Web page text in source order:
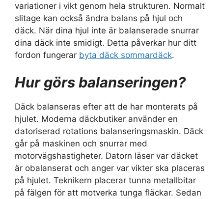
variationer i vikt genom hela strukturen. Normalt
slitage kan också ändra balans på hjul och
däck. När dina hjul inte är balanserade snurrar
dina däck inte smidigt. Detta påverkar hur ditt
fordon fungerar byta däck sommardäck.
Hur görs balanseringen?
Däck balanseras efter att de har monterats på
hjulet. Moderna däckbutiker använder en
datoriserad rotations balanseringsmaskin. Däck
går på maskinen och snurrar med
motorvägshastigheter. Datorn läser var däcket
är obalanserat och anger var vikter ska placeras
på hjulet. Teknikern placerar tunna metallbitar
på fälgen för att motverka tunga fläckar. Sedan